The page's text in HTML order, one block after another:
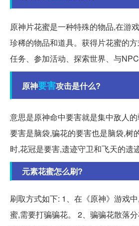
原神片花蜜是一种特殊的物品,在游
珍稀的物品和道具。获得片花蜜的
任务、参加活动、探索世界、与NPC
原神要害攻击是什么?
意思是原神命中要害就是集中敌人
要害是脑袋,骗花的要害也是脑袋,树
时,花冠是要害,遗迹守卫和飞天的遗
元素花蜜怎么刷?
刷取方式如下: 1、在《原神》游戏
蜜,需要打骗骗花。 2、骗骗花散落